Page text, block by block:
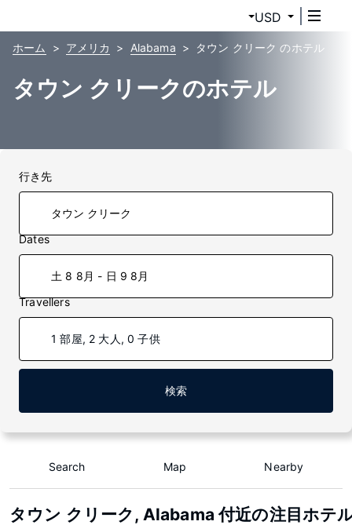
USD
ホーム アメリカ Alabama タウン クリーク のホテル
タウン クリークのホテル
行き先
Dates
土 8 8月 - 日 9 8月
Travellers
1 部屋, 2 大人, 0 子供
検索
Search Map Nearby
タウン クリーク, Alabama 付近の注目ホテ